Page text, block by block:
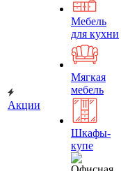
Акции
Мебель
для кухни
Мягкая
мебель
Шкафы-
купе